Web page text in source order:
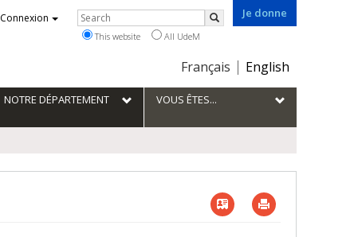
Je donne
Choix
la
langue
Français English
Connexion Rechercher
Search
This website All UdeM
NOTRE DÉPARTEMENT VOUS ÊTES...
Vcard